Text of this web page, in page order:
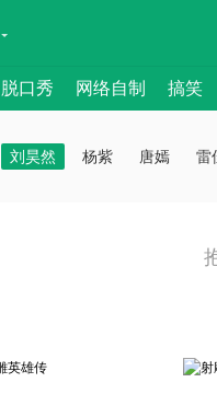
脱口秀 网络自制 搞笑
刘昊然 杨紫 唐嫣 雷